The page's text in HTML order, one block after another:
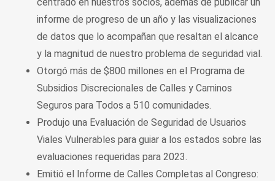
informe de progreso de un año y las visualizaciones
de datos que lo acompañan que resaltan el alcance
y la magnitud de nuestro problema de seguridad vial.
Otorgó más de $800 millones en el Programa de
Subsidios Discrecionales de Calles y Caminos
Seguros para Todos a 510 comunidades.
Produjo una Evaluación de Seguridad de Usuarios
Viales Vulnerables para guiar a los estados sobre las
evaluaciones requeridas para 2023.
Emitió el Informe de Calles Completas al Congreso: